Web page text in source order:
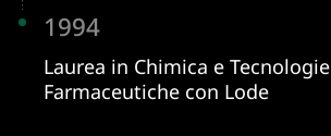
1994
Laurea in Chimica e Tecnologie
Farmaceutiche con Lode